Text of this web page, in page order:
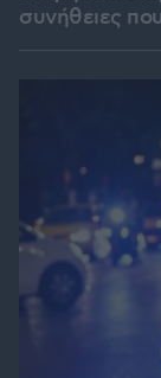
συνήθειες